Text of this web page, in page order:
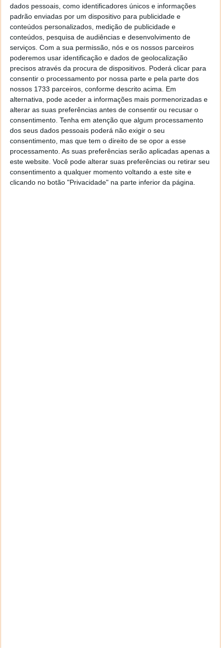
dados pessoais, como identificadores únicos e informações
padrão enviadas por um dispositivo para publicidade e
conteúdos personalizados, medição de publicidade e
conteúdos, pesquisa de audiências e desenvolvimento de
serviços. Com a sua permissão, nós e os nossos parceiros
poderemos usar identificação e dados de geolocalização
precisos através da procura de dispositivos. Poderá clicar para
consentir o processamento por nossa parte e pela parte dos
nossos 1733 parceiros, conforme descrito acima. Em
alternativa, pode aceder a informações mais pormenorizadas e
alterar as suas preferências antes de consentir ou recusar o
consentimento. Tenha em atenção que algum processamento
dos seus dados pessoais poderá não exigir o seu
consentimento, mas que tem o direito de se opor a esse
processamento. As suas preferências serão aplicadas apenas a
este website. Você pode alterar suas preferências ou retirar seu
consentimento a qualquer momento voltando a este site e
clicando no botão "Privacidade" na parte inferior da página.
Este artigo tem mais de um ano
Acompanhe o Pplware no Google Notícias
Proponha uma correção, faça uma sugestão
Autor:
Tags: crackado Malwarebytes